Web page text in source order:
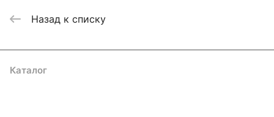
Назад к списку
Каталог